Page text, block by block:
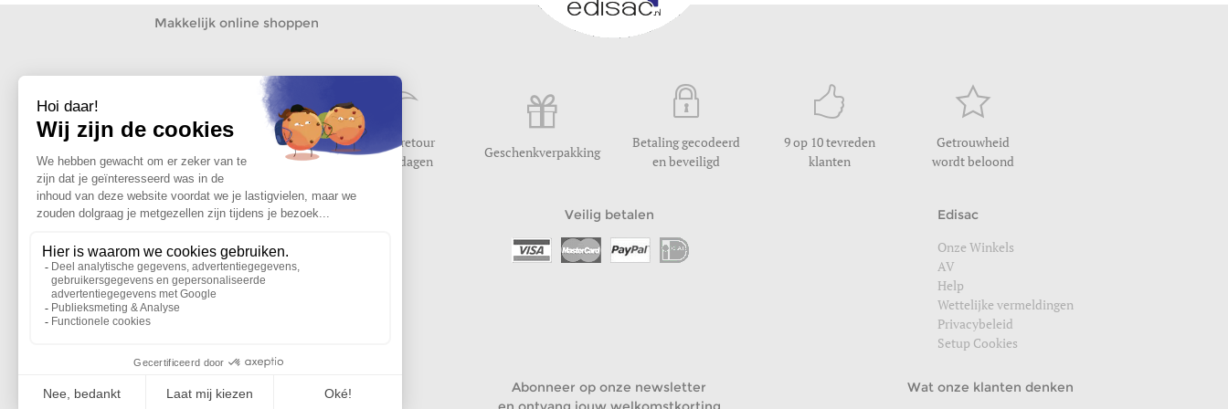
Makkelijk online shoppen
Gratis levering vanaf
59
Gratis retour
tot 30 dagen
Geschenkverpakking
Betaling gecodeerd
en beveiligd
9 op 10 tevreden
klanten
Getrouwheid
wordt beloond
Hulp nodig ?
Wij beantwoorden uw vraag
van maandag tot vrijdag van 9u30 tot 17u
Contacteer ons
Veilig betalen Edisac
Onze Winkels
AV
Help
Wettelijke vermeldingen
Privacybeleid
Setup Cookies
Word lid van de edisac community
Abonneer op onze newsletter
Wat onze klanten denken